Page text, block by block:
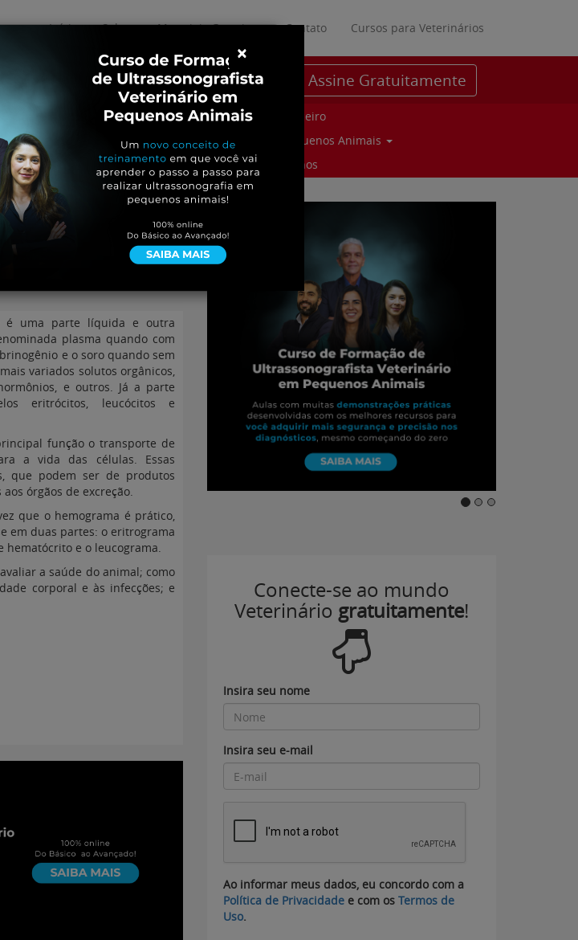
Início Sobre Materiais Gratuitos Contato Cursos para Veterinários
Assine Gratuitamente
Entrevistas
Genética e Tecnologia
Parceiro
Pequenos Animais
Suinos
do
é uma parte líquida e outra
plasma quando com
e o soro quando sem
variados solutos orgânicos,
e outros. Já a parte
eritrócitos, leucócitos e
função o transporte de
a vida das células. Essas
que podem ser de produtos
órgãos de excreção.
que o hemograma é prático,
em duas partes: o eritrograma
hematócrito e o leucograma.
a saúde do animal; como
corporal e às infecções; e
Conecte-se ao mundo
Veterinário gratuitamente!
Insira seu nome
Insira seu e-mail
Ao informar meus dados, eu concordo com a
Política de Privacidade e com os Termos de
Uso.
×